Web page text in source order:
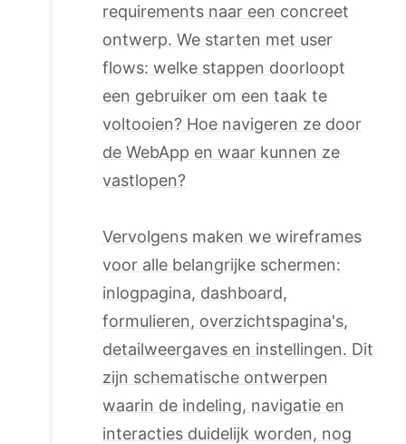
requirements naar een concreet
ontwerp. We starten met user
flows: welke stappen doorloopt
een gebruiker om een taak te
voltooien? Hoe navigeren ze door
de WebApp en waar kunnen ze
vastlopen?
Vervolgens maken we wireframes
voor alle belangrijke schermen:
inlogpagina, dashboard,
formulieren, overzichtspagina's,
detailweergaves en instellingen. Dit
zijn schematische ontwerpen
waarin de indeling, navigatie en
interacties duidelijk worden, nog